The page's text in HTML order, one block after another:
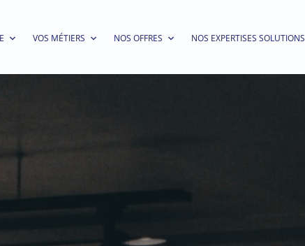
VOS MÉTIERS NOS OFFRES NOS EXPERTISES SOLUTIONS